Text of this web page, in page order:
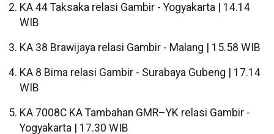
KA 44 Taksaka relasi Gambir - Yogyakarta | 14.14
WIB
KA 38 Brawijaya relasi Gambir - Malang | 15.58 WIB
KA 8 Bima relasi Gambir - Surabaya Gubeng | 17.14
WIB
KA 7008C KA Tambahan GMR–YK relasi Gambir -
Yogyakarta | 17.30 WIB